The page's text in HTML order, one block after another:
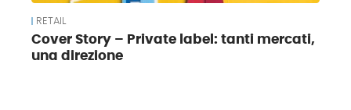
RETAIL
Cover Story – Private label: tanti mercati,
una direzione